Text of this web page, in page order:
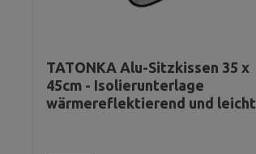
TATONKA Alu-Sitzkissen 35 x
45cm - Isolierunterlage
wärmereflektierend und leicht